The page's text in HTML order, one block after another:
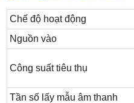
Chế độ hoạt động
Nguồn vào
Công suất tiêu thụ
Tần số lấy mẫu âm thanh